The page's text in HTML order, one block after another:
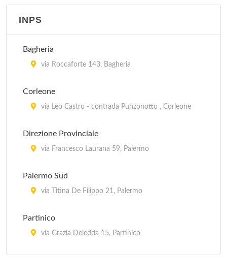
via Sperone 4, Palermo
INPS
Bagheria
via Roccaforte 143, Bagheria
Corleone
via Leo Castro - contrada Punzonotto , Corleone
Direzione Provinciale
via Francesco Laurana 59, Palermo
Palermo Sud
via Titina De Filippo 21, Palermo
Partinico
via Grazia Deledda 15, Partinico